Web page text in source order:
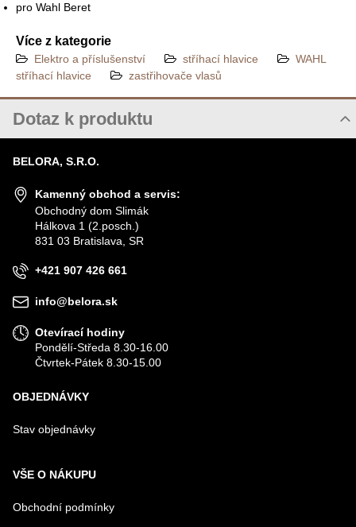
pro Wahl Beret
Více z kategorie
Elektro a příslušenství stříhací hlavice
WAHL
stříhací hlavice
zastřihovače vlasů
Dotaz k produktu
JMÉNO
VÁŠ E-MAIL
BELORA, S.R.O.
Kamenný obchod a servis:
Obchodný dom Slimák
Hálkova 1 (2.posch.)
831 03 Bratislava, SR
+421 907 426 661
info@belora.sk
Otevírací hodiny
Pondělí-Středa 8.30-16.00
Čtvrtek-Pátek 8.30-15.00
OBJEDNÁVKY
Stav objednávky
VŠE O NÁKUPU
Obchodní podmínky